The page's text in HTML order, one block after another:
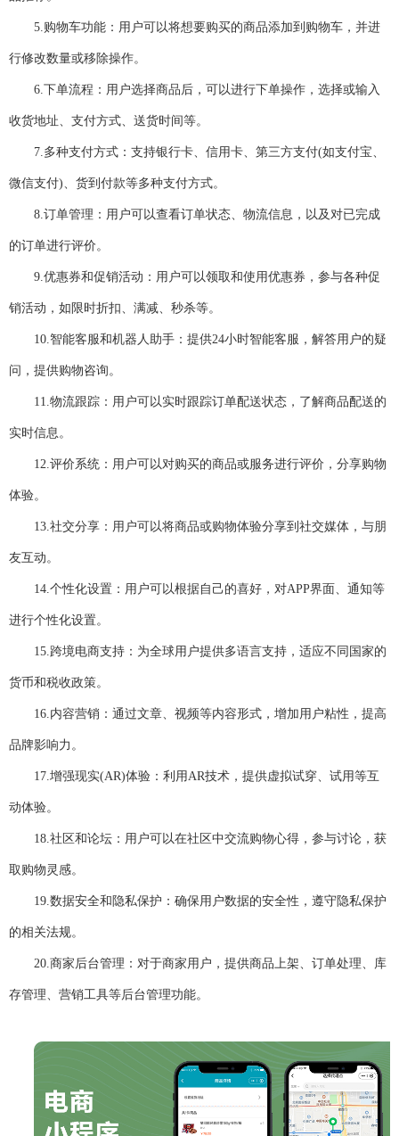
5. 购物车功能：用户可以将想要购买的商品添加到购物车，并进
行修改数量或移除操作。
6. 下单流程：用户选择商品后，可以进行下单操作，选择或输入
收货地址、支付方式、送货时间等。
7. 多种支付方式：支持银行卡、信用卡、第三方支付(如支付宝、
微信支付) 、货到付款等多种支付方式。
8. 订单管理：用户可以查看订单状态、物流信息，以及对已完成
的订单进行评价。
9. 优惠券和促销活动：用户可以领取和使用优惠券，参与各种促
销活动，如限时折扣、满减、秒杀等。
10. 智能客服和机器人助手：提供24小时智能客服，解答用户的疑
问，提供购物咨询。
11. 物流跟踪：用户可以实时跟踪订单配送状态，了解商品配送的
实时信息。
12. 评价系统：用户可以对购买的商品或服务进行评价，分享购物
体验。
13. 社交分享：用户可以将商品或购物体验分享到社交媒体，与朋
友互动。
14. 个性化设置：用户可以根据自己的喜好，对APP界面、通知等
进行个性化设置。
15. 跨境电商支持：为全球用户提供多语言支持，适应不同国家的
货币和税收政策。
16. 内容营销：通过文章、视频等内容形式，增加用户粘性，提高
品牌影响力。
17. 增强现实(AR)体验：利用 AR技术，提供虚拟试穿、试用等互
动体验。
18. 社区和论坛：用户可以在社区中交流购物心得，参与讨论，获
取购物灵感。
19. 数据安全和隐私保护：确保用户数据的安全性，遵守隐私保护
的相关法规。
20. 商家后台管理：对于商家用户，提供商品上架、订单处理、库
存管理、营销工具等后台管理功能。